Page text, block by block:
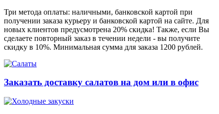
Три метода оплаты: наличными, банковской картой при
получении заказа курьеру и банковской картой на сайте. Для
новых клиентов предусмотрена 20% скидка! Также, если Вы
сделаете повторный заказ в течении недели - вы получите
скидку в 10%. Минимальная сумма для заказа 1200 рублей.
Заказать доставку салатов на дом или в офис